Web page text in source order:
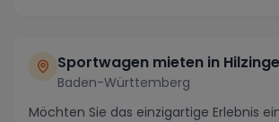
Sportwagen mieten in
Baden-Württemberg
Möchten Sie das einzigartige Erlebnis